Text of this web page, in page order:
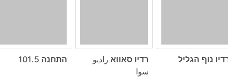
נוף הגליל
רדיו סאווא راديو
سوا
התחנה 101.5